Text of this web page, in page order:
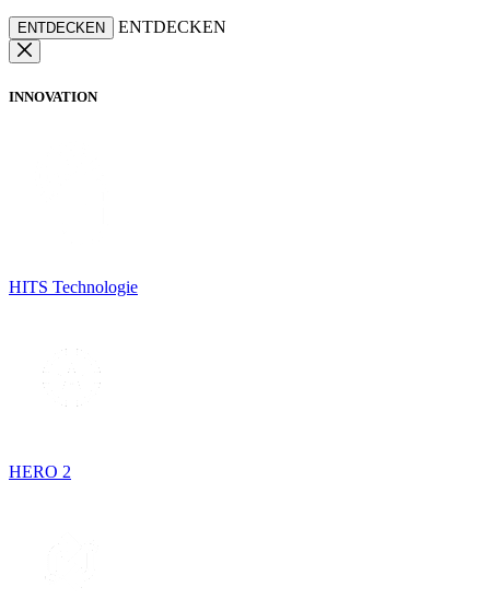
ENTDECKEN ENTDECKEN
INNOVATION
HITS Technologie
HERO 2